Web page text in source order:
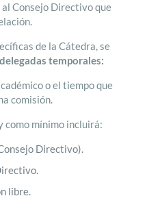
Consejo Directivo que
de la Cátedra, se
temporales:
o el tiempo que
comisión.
como mínimo incluirá:
Directivo).
libre.